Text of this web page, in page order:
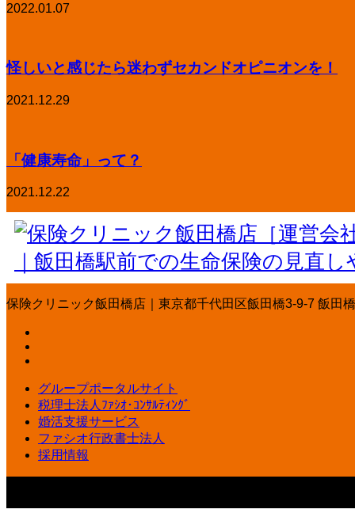
2022.01.07
怪しいと感じたら迷わずセカンドオピニオンを！
2021.12.29
「健康寿命」って？
2021.12.22
保険クリニック飯田橋店｜東京都千代田区飯田橋3-9-7 飯田
グループポータルサイト
税理士法人ﾌｧｼｵ･ｺﾝｻﾙﾃｨﾝｸﾞ
婚活支援サービス
ファシオ行政書士法人
採用情報